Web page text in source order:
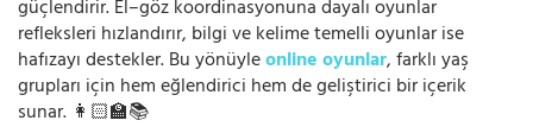
güçlendirir. El–göz koordinasyonuna dayalı oyunlar
refleksleri hızlandırır, bilgi ve kelime temelli oyunlar ise
hafızayı destekler. Bu yönüyleonline oyunlar, farklı yaş
grupları için hem eğlendirici hem de geliştirici bir içerik
sunar. 👩🏻‍🏫📚